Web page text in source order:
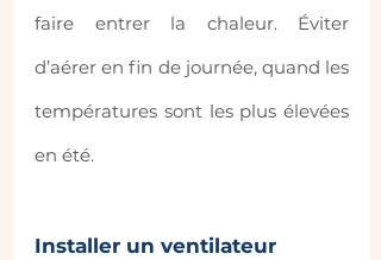
faire entrer la chaleur. Éviter
d’aérer en fin de journée, quand les
températures sont les plus élevées
en été.
Installer un ventilateur